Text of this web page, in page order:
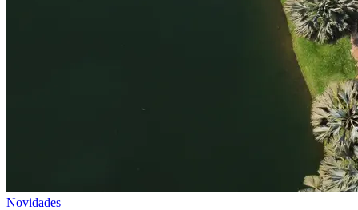
Novidades